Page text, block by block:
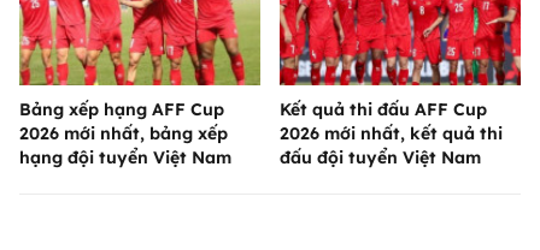
Bảng xếp hạng AFF Cup
2026 mới nhất, bảng xếp
hạng đội tuyển Việt Nam
Kết quả thi đấu AFF Cup
2026 mới nhất, kết quả thi
đấu đội tuyển Việt Nam